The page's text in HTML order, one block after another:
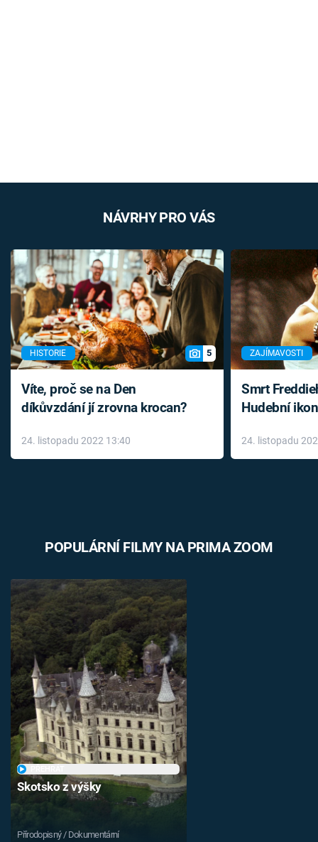
NÁVRHY PRO VÁS
HISTORIE 5
Víte, proč se na Den
díkůvzdání jí zrovna krocan?
24. listopadu 2022 13:40
ZAJÍMAVOSTI
Smrt
Hudební
léky
24. listopadu
POPULÁRNÍ FILMY NA PRIMA ZOOM
Skotsko z výšky
Přírodopisný / Dokumentární